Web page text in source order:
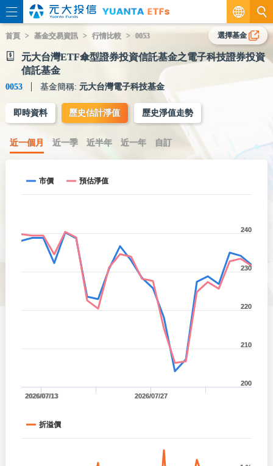
繁
EN
首頁 基金交易資訊 行情比較 0053
元大台灣ETF傘型證券投資信託基金之電子科技證券投資
信託基金
0053 基金簡稱: 元大台灣電子科技基金
選擇基金
即時資料 歷史估計淨值 歷史淨值走勢
近一個月 近一季 近半年 近一年 自訂
市價 預估淨值
2026/07/13 2026/07/27
200
210
220
230
240
折溢價